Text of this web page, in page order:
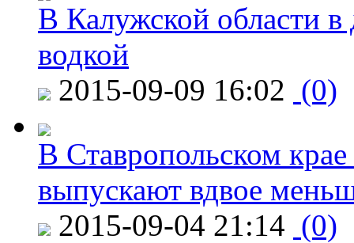
В Калужской области в
водкой
2015-09-09 16:02 (0)
В Ставропольском
выпускают вдвое
2015-09-04 21:14 (0)